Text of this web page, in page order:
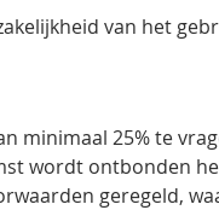
van het
minimaal 25% te
wordt ontbonden
geregeld,